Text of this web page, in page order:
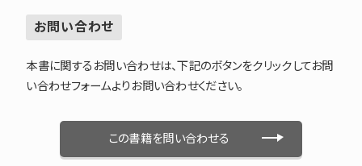
お問い合わせ
本書に関するお問い合わせは、下記のボタンをクリックしてお問
い合わせフォームよりお問い合わせください。
この書籍を問い合わせる